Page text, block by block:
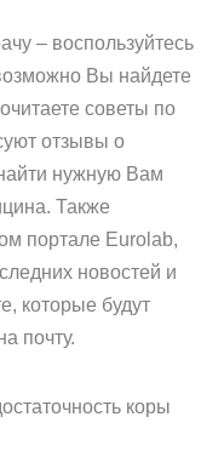
– воспользуйтесь
Вы найдете
советы по
отзывы о
нужную Вам
Также
портале Eurolab,
новостей и
которые будут
почту.
коры